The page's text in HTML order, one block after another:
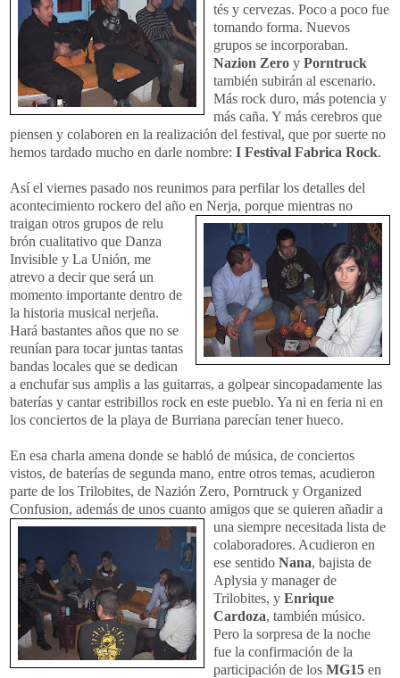
tés y cervezas. Poco a poco fue
tomando forma. Nuevos
grupos se incorporaban.
Nazion Zero y Porntruck
también subirán al escenario.
Más rock duro, más potencia y
más caña. Y más cerebros que
piensen y colaboren en la realización del festival, que por suerte no
hemos tardado mucho en darle nombre: I Festival Fabrica Rock.
Así el viernes pasado nos reunimos para perfilar los detalles del
acontecimiento rockero del año en Nerja, porque mientras no
traigan otros grupos de relu
brón cualitativo que Danza
Invisible y La Unión, me
atrevo a decir que será un
momento importante dentro de
la historia musical nerjeña.
Hará bastantes años que no se
reunían para tocar juntas tantas
bandas locales que se dedican
a enchufar sus amplis a las guitarras, a golpear sincopadamente las
baterías y cantar estribillos rock en este pueblo. Ya ni en feria ni en
los conciertos de la playa de Burriana parecían tener hueco.
En esa charla amena donde se habló de música, de conciertos
vistos, de baterías de segunda mano, entre otros temas, acudieron
parte de los Trilobites, de Nazión Zero, Porntruck y Organized
Confusion, además de unos cuanto amigos que se quieren añadir a
una siempre necesitada lista de
colaboradores. Acudieron en
ese sentido Nana, bajista de
Aplysia y manager de
Trilobites, y Enrique
Cardoza, también músico.
Pero la sorpresa de la noche
fue la confirmación de la
participación de los MG15 en